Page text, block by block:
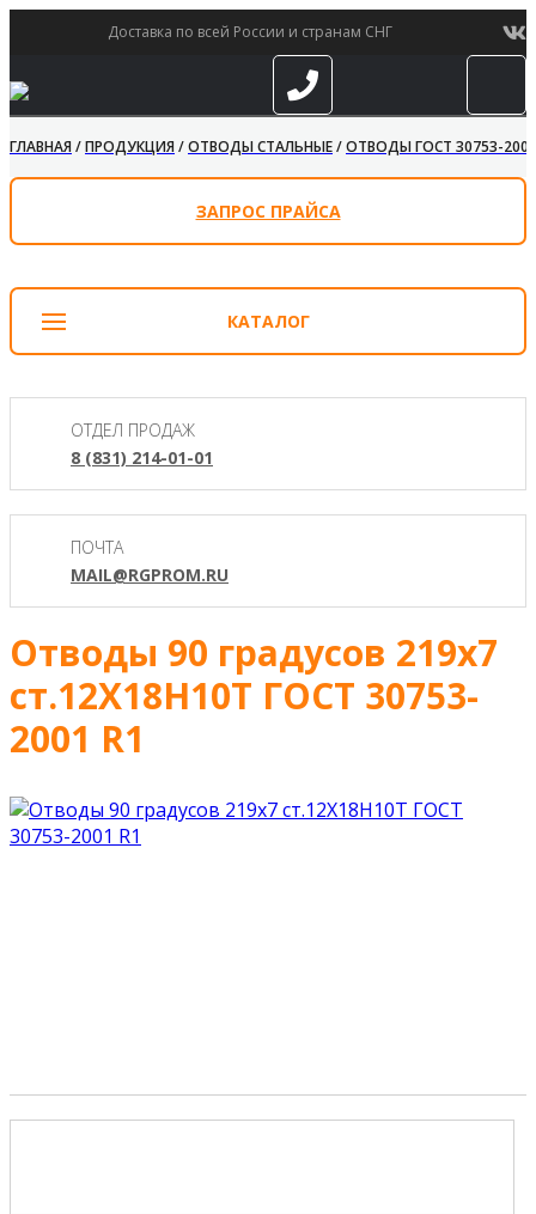
Доставка по всей России и странам СНГ
ГЛАВНАЯ/ПРОДУКЦИЯ/ОТВОДЫ СТАЛЬНЫЕ/ОТВОДЫ ГОСТ 30753-
ЗАПРОС ПРАЙСА
КАТАЛОГ
ОТДЕЛ ПРОДАЖ
8 (831) 214-01-01
ПОЧТА
MAIL@RGPROM.RU
Отводы 90 градусов 219х7
ст.12Х18Н10Т ГОСТ 30753-
2001 R1